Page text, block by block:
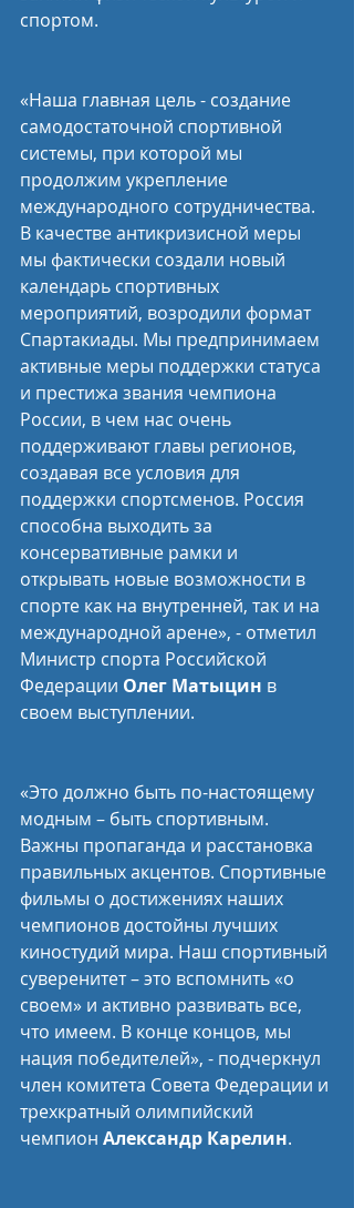
спортом.
«Наша главная цель - создание
самодостаточной спортивной
системы, при которой мы
продолжим укрепление
международного сотрудничества.
В качестве антикризисной меры
мы фактически создали новый
календарь спортивных
мероприятий, возродили формат
Спартакиады. Мы предпринимаем
активные меры поддержки статуса
и престижа звания чемпиона
России, в чем нас очень
поддерживают главы регионов,
создавая все условия для
поддержки спортсменов. Россия
способна выходить за
консервативные рамки и
открывать новые возможности в
спорте как на внутренней, так и на
международной арене», - отметил
Министр спорта Российской
Федерации Олег Матыцин в
своем выступлении.
«Это должно быть по-настоящему
модным – быть спортивным.
Важны пропаганда и расстановка
правильных акцентов. Спортивные
фильмы о достижениях наших
чемпионов достойны лучших
киностудий мира. Наш спортивный
суверенитет – это вспомнить «о
своем» и активно развивать все,
что имеем. В конце концов, мы
нация победителей», - подчеркнул
член комитета Совета Федерации и
трехкратный олимпийский
чемпион Александр Карелин.